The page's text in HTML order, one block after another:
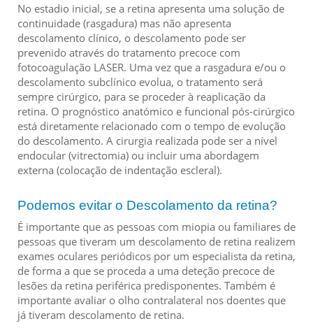
No estadio inicial, se a retina apresenta uma solução de
continuidade (rasgadura) mas não apresenta
descolamento clínico, o descolamento pode ser
prevenido através do tratamento precoce com
fotocoagulação LASER. Uma vez que a rasgadura e/ou o
descolamento subclínico evolua, o tratamento será
sempre cirúrgico, para se proceder à reaplicação da
retina. O prognóstico anatómico e funcional pós-cirúrgico
está diretamente relacionado com o tempo de evolução
do descolamento. A cirurgia realizada pode ser a nível
endocular (vitrectomia) ou incluir uma abordagem
externa (colocação de indentação escleral).
Podemos evitar o Descolamento da retina?
É importante que as pessoas com miopia ou familiares de
pessoas que tiveram um descolamento de retina realizem
exames oculares periódicos por um especialista da retina,
de forma a que se proceda a uma deteção precoce de
lesões da retina periférica predisponentes. Também é
importante avaliar o olho contralateral nos doentes que
já tiveram descolamento de retina.